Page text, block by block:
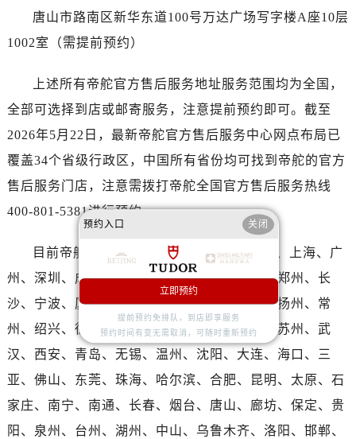
广东省惠州市惠城区江北文昌一路7号华贸大厦1座30层3005室帝舵售后服务中心（需提前预约）
广东省江门市蓬江区广场西路帝舵售后服务中心（需提前预约）
广东省揭阳市榕城进贤门步行街帝舵售后服务中心（需提前预约）
广东省茂名市电白区水东街道迎宾大道帝舵售后服务中心（需提前预约）
广东省汕尾市城区香洲街道园林社区翠园街帝舵售后服务中心（需提前预约）
广东省韶关市武江区芙蓉新区与老城中心交汇处帝舵售后服务中心（需提前预约）
广东省云浮市云城区金山路帝舵售后服务中心（需提前预约）
广东省湛江市赤坎区观海北路帝舵售后服务中心（需提前预约）
广东省肇庆市端州区信安大道与砚都大道交汇处帝舵售后服务中心（需提前预约）
广西壮族自治区百色市右江区中山二路帝舵售后服务中心（需提前预约）
唐山市路南区新华东道100号万达广场写字楼A座10层
1002室（需提前预约）
上述所有帝舵官方售后服务地址服务范围均为全国，
全部可选择到店或邮寄服务，注意提前预约即可。截至
2026年5月22日，最新帝舵官方售后服务中心网点布局已
覆盖34个省级行政区，中国所有省份均可找到帝舵的官方
售后服务门店，注意需拨打帝舵全国官方售后服务热线
400-801-5381进行预约。
目前帝舵售后服务中心已覆盖的市：北京、上海、广
州、深圳、成都、杭州、天津、南京、重庆、郑州、长
沙、宁波、厦门、福州、南昌、金华、嘉兴、扬州、常
州、绍兴、徐州、盐城、泰州、济南、惠州、苏州、武
汉、西安、青岛、无锡、温州、沈阳、大连、海口、三
亚、佛山、东莞、珠海、哈尔滨、合肥、昆明、太原、石
家庄、南宁、南通、长春、烟台、唐山、廊坊、保定、贵
阳、泉州、台州、湖州、中山、乌鲁木齐、洛阳、邯郸、
预约入口 关闭
立即预约
提前预约免排队，到店即享服务
预约时间有变无需取消，可随时重新预约